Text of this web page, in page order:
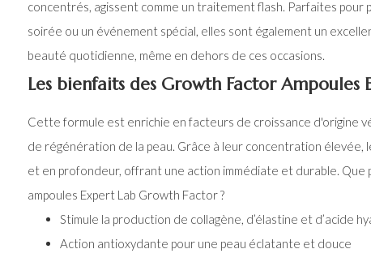
concentrés, agissent comme un traitement flash. Parfaites pour
soirée ou un événement spécial, elles sont également un
beauté quotidienne, même en dehors de ces occasions.
Les bienfaits des Growth Factor Ampoules
Cette formule est enrichie en facteurs de croissance d'origine
de régénération de la peau. Grâce à leur concentration
et en profondeur, offrant une action immédiate et durable. Que
ampoules Expert Lab Growth Factor ?
Stimule la production de collagène, d’élastine et d’acide
Action antioxydante pour une peau éclatante et douce